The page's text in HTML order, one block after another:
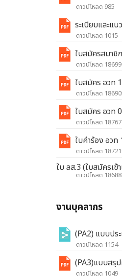
ดาวน์โหลด 985
ระเบียบและแ
ดาวน์โหลด 1015
ใบสมัครสมาชิ
ดาวน์โหลด
ใบสมัคร อวท
ดาวน์โหลด
ใบสมัคร อวท
ดาวน์โหลด
ใบคำร้อง อวท
ดาวน์โหลด
ใบ ลส.3 (ใบสมัครเข้
ดาวน์โหลด
งานบุคลากร
(PA2) แบบปร
ดาวน์โหลด 1154
(PA3)แบบสรุ
ดาวน์โหลด 1049